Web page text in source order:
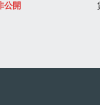
公開